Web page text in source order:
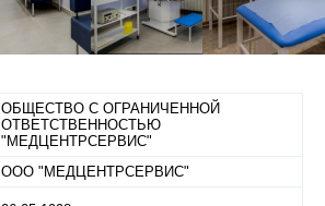
ОБЩЕСТВО С ОГРАНИЧЕННОЙ
ОТВЕТСТВЕННОСТЬЮ
"МЕДЦЕНТРСЕРВИС"
ООО "МЕДЦЕНТРСЕРВИС"